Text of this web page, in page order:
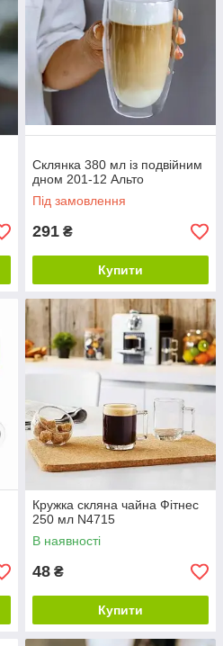
Склянка 380 мл із подвійним
дном 201-12 Альто
Під замовлення
291 ₴
Купити
Кружка скляна чайна Фітнес
250 мл N4715
В наявності
48 ₴
Купити